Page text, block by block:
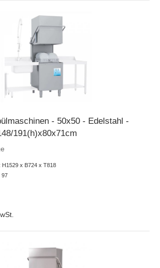
- 50x50 - Edelstahl -
191(h)x80x71cm
x B724 x T818
97